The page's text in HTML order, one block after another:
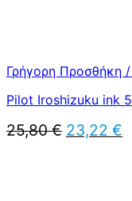
Γρήγορη Προσθήκη
Pilot Iroshizuku ink
25,80€ Original
price
23,22 €